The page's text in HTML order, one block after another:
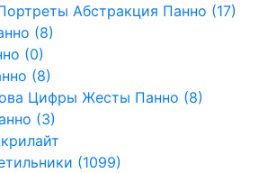
Абстракция Панно (17)
(8)
(0)
(8)
Цифры Жесты Панно (8)
(3)
(1099)